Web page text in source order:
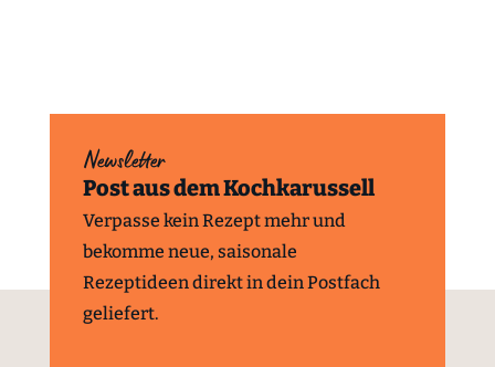
Newsletter
Post aus dem Kochkarussell
Verpasse kein Rezept mehr und
bekomme neue, saisonale
Rezeptideen direkt in dein Postfach
geliefert.